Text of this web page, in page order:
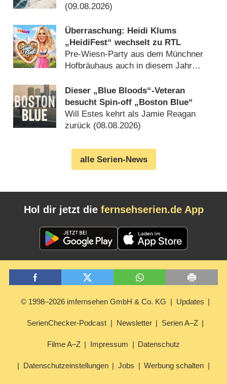
(09.08.2026)
Überraschung: Heidi Klums
„HeidiFest“ wechselt zu RTL
Pre-Wiesn-Party aus dem Münchner
Hofbräuhaus auch in diesem Jahr
Dieser „Blue Bloods“-Veteran
besucht Spin-off „Boston Blue“
Will Estes kehrt als Jamie Reagan
zurück (08.08.2026)
alle Serien-News
Hol dir jetzt die fernsehserien.de App
© 1998–2026 imfernsehen GmbH & Co. KG Updates
SerienChecker-Podcast Newsletter Serien A–Z
Filme A–Z Impressum Datenschutz
Datenschutzeinstellungen Jobs Werbung schalten